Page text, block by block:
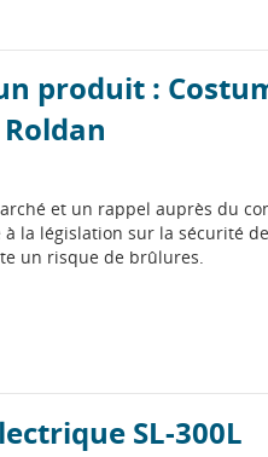
produit :
et un rappel auprès du
la législation sur la sécurité
un risque de brûlures.
SL-300L